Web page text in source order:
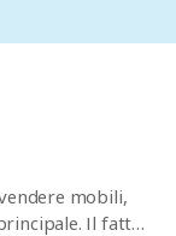
mobili,
Il fatto